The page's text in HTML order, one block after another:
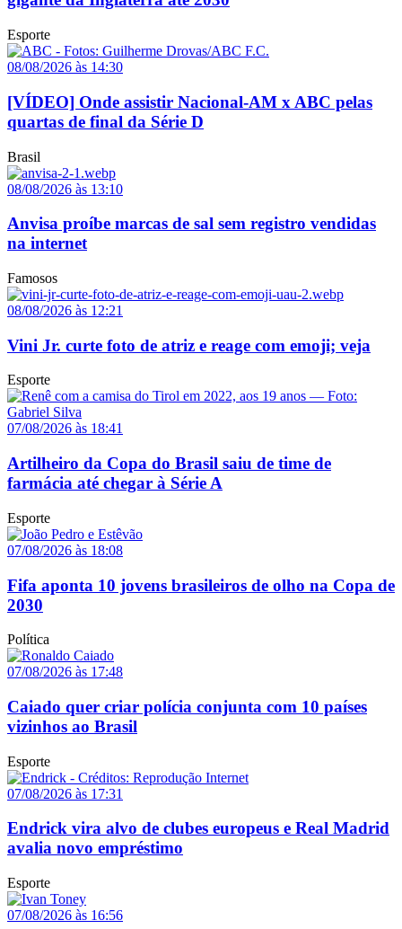
Esporte
08/08/2026 às 14:30
[VÍDEO] Onde assistir Nacional-AM x ABC pelas
quartas de final da Série D
Brasil
08/08/2026 às 13:10
Anvisa proíbe marcas de sal sem registro vendidas
na internet
Famosos
08/08/2026 às 12:21
Vini Jr. curte foto de atriz e reage com emoji; veja
Esporte
07/08/2026 às 18:41
Artilheiro da Copa do Brasil saiu de time de
farmácia até chegar à Série A
Esporte
07/08/2026 às 18:08
Fifa aponta 10 jovens brasileiros de olho na Copa de
2030
Política
07/08/2026 às 17:48
Caiado quer criar polícia conjunta com 10 países
vizinhos ao Brasil
Esporte
07/08/2026 às 17:31
Endrick vira alvo de clubes europeus e Real Madrid
avalia novo empréstimo
Esporte
07/08/2026 às 16:56